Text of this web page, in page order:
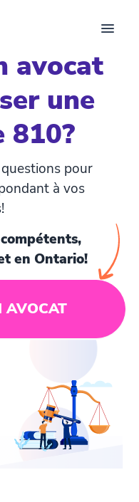
avocat
une
810?
pour
à vos
en Ontario!
AVOCAT